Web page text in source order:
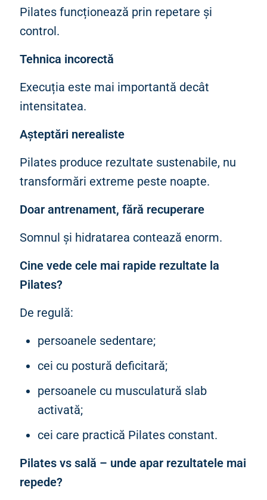
Pilates funcționează prin repetare și
control.
Tehnica incorectă
Execuția este mai importantă decât
intensitatea.
Așteptări nerealiste
Pilates produce rezultate sustenabile, nu
transformări extreme peste noapte.
Doar antrenament, fără recuperare
Somnul și hidratarea contează enorm.
Cine vede cele mai rapide rezultate la
Pilates?
De regulă:
persoanele sedentare;
cei cu postură deficitară;
persoanele cu musculatură slab
activată;
cei care practică Pilates constant.
Pilates vs sală – unde apar rezultatele mai
repede?